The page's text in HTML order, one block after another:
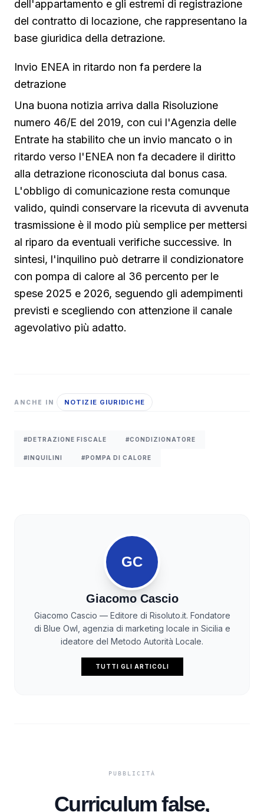
dell'appartamento e gli estremi di registrazione
del contratto di locazione, che rappresentano la
base giuridica della detrazione.
Invio ENEA in ritardo non fa perdere la
detrazione
Una buona notizia arriva dalla Risoluzione
numero 46/E del 2019, con cui l'Agenzia delle
Entrate ha stabilito che un invio mancato o in
ritardo verso l'ENEA non fa decadere il diritto
alla detrazione riconosciuta dal bonus casa.
L'obbligo di comunicazione resta comunque
valido, quindi conservare la ricevuta di avvenuta
trasmissione è il modo più semplice per mettersi
al riparo da eventuali verifiche successive. In
sintesi, l'inquilino può detrarre il condizionatore
con pompa di calore al 36 percento per le
spese 2025 e 2026, seguendo gli adempimenti
previsti e scegliendo con attenzione il canale
agevolativo più adatto.
ANCHE IN NOTIZIE GIURIDICHE
#DETRAZIONE FISCALE #CONDIZIONATORE
#INQUILINI #POMPA DI CALORE
GC
Giacomo Cascio
Giacomo Cascio — Editore di Risoluto.it. Fondatore
di Blue Owl, agenzia di marketing locale in Sicilia e
ideatore del Metodo Autorità Locale.
TUTTI GLI ARTICOLI
Curriculum false,